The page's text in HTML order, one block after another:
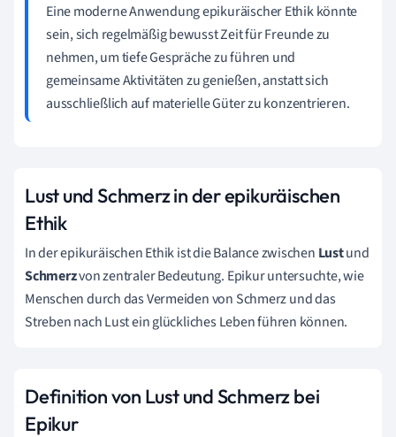
Eine moderne Anwendung epikuräischer Ethik könnte
sein, sich regelmäßig bewusst Zeit für Freunde zu
nehmen, um tiefe Gespräche zu führen und
gemeinsame Aktivitäten zu genießen, anstatt sich
ausschließlich auf materielle Güter zu konzentrieren.
Lust und Schmerz in der epikuräischen
Ethik
In der epikuräischen Ethik ist die Balance zwischen Lustund
Schmerzvon zentraler Bedeutung. Epikur untersuchte, wie
Menschen durch das Vermeiden von Schmerz und das
Streben nach Lust ein glückliches Leben führen können.
Definition von Lust und Schmerz bei
Epikur